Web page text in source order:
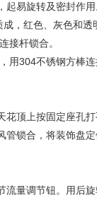
易旋转及密封作用
，红色、灰色和透
接杆锁合。
304不锈钢方棒
顶上按固定座孔
锁合，将装饰盘定
量调节钮。用后